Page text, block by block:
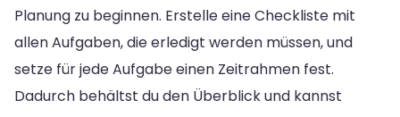
Planung zu beginnen. Erstelle eine Checkliste mit
allen Aufgaben, die erledigt werden müssen, und
setze für jede Aufgabe einen Zeitrahmen fest.
Dadurch behältst du den Überblick und kannst